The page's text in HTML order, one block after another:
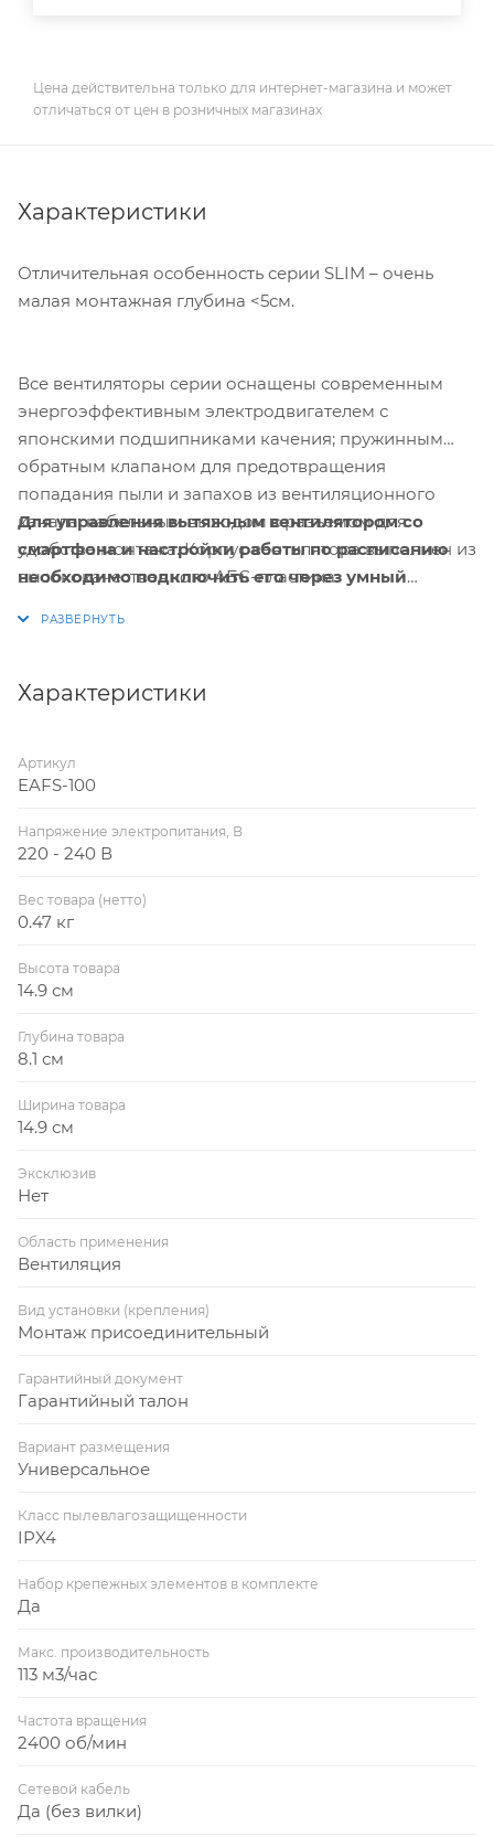
Цена действительна только для интернет-магазина и может
отличаться от цен в розничных магазинах
Характеристики
Отличительная особенность серии SLIM – очень
малая монтажная глубина <5см.
Все вентиляторы серии оснащены современным
энергоэффективным электродвигателем с
японскими подшипниками качения; пружинным
обратным клапаном для предотвращения
попадания пыли и запахов из вентиляционного
канала, кабельным выводом с разъемом для
удобства монтажа. Корпус вентилятора выполнен из
высококачественного АБС-пластика.
Для управления вытяжным вентилятором со
смартфона и настройки работы по расписанию
необходимо подключить его через умный
Характеристики
Артикул
EAFS-100
Напряжение электропитания, В
220 - 240 В
Вес товара (нетто)
0.47 кг
Высота товара
14.9 см
Глубина товара
8.1 см
Ширина товара
14.9 см
Эксклюзив
Нет
Область применения
Вентиляция
Вид установки (крепления)
Монтаж присоединительный
Гарантийный документ
Гарантийный талон
Вариант размещения
Универсальное
Класс пылевлагозащищенности
IPX4
Набор крепежных элементов в комплекте
Да
Макс. производительность
113 м3/час
Частота вращения
2400 об/мин
Сетевой кабель
Да (без вилки)